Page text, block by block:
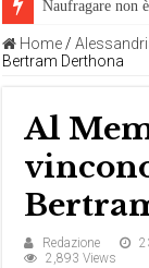
Naufragare non
Home /
Bertram Derthona
Al
Redazione
2,893 Views